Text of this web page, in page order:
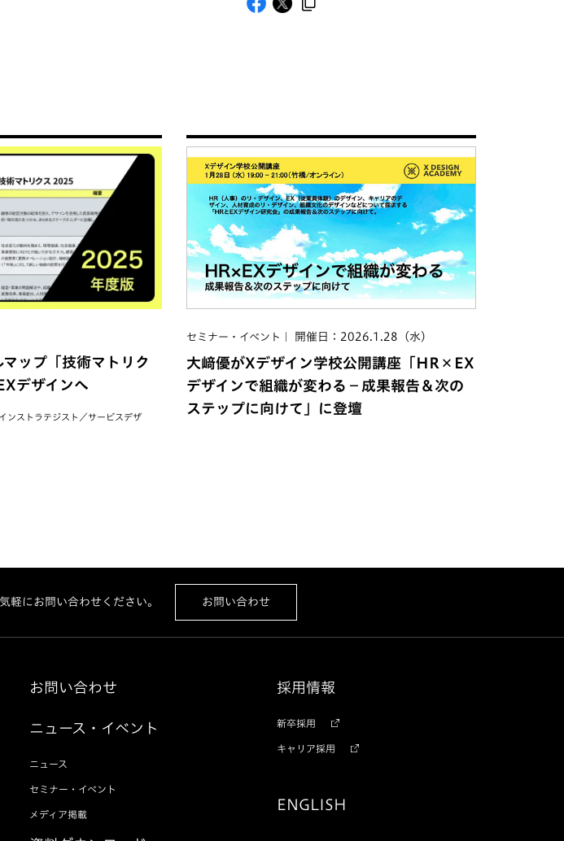
ップ「技術マトリク
デザインへ
ンストラテジスト／サービスデザ
セミナー・イベント 開催日：2026.1.28（水）
大﨑優がXデザイン学校公開講座「HR×EX
デザインで組織が変わる−成果報告＆次の
ステップに向けて」に登壇
軽にお問い合わせください。 お問い合わせ
お問い合わせ
ニュース・イベント
ニュース
セミナー・イベント
メディア掲載
採用情報
新卒採用
キャリア採用
ENGLISH